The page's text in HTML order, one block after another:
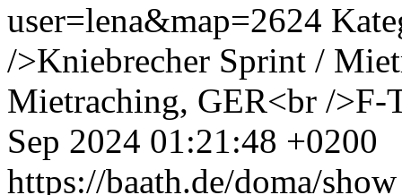
user=lena&map=2624
/>Kniebrecher Sprint /
Mietraching, GER<br />F-
Sep 2024 01:21:48 +0200
https://baath.de/doma/